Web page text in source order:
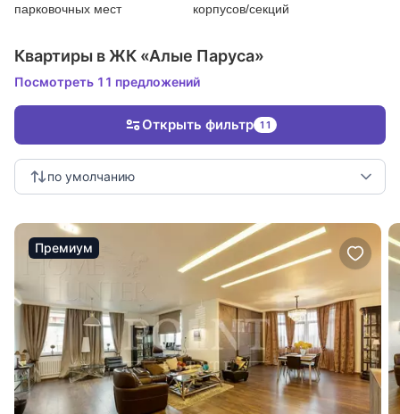
парковочных мест корпусов/секций
Квартиры в ЖК «Алые Паруса»
Посмотреть 11 предложений
по умолчанию
Открыть фильтр 11
Премиум